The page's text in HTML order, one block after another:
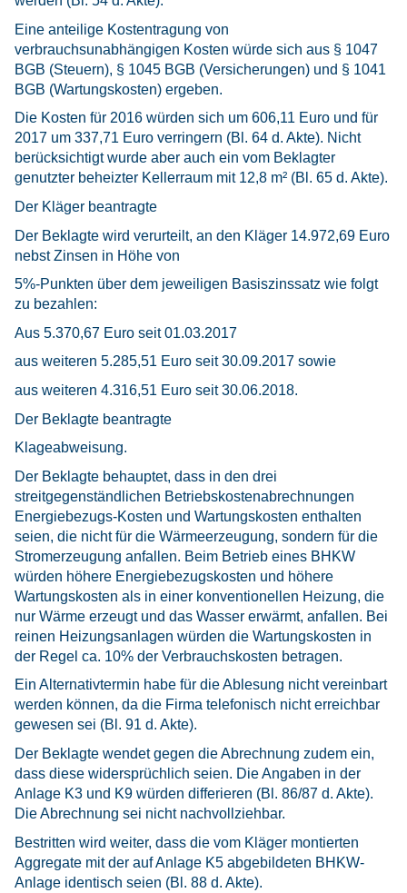
Eine anteilige Kostentragung von
verbrauchsunabhängigen Kosten würde sich aus § 1047
BGB (Steuern), § 1045 BGB (Versicherungen) und § 1041
BGB (Wartungskosten) ergeben.
Die Kosten für 2016 würden sich um 606,11 Euro und für
2017 um 337,71 Euro verringern (Bl. 64 d. Akte). Nicht
berücksichtigt wurde aber auch ein vom Beklagter
genutzter beheizter Kellerraum mit 12,8 m² (Bl. 65 d. Akte).
Der Kläger beantragte
Der Beklagte wird verurteilt, an den Kläger 14.972,69 Euro
nebst Zinsen in Höhe von
5%-Punkten über dem jeweiligen Basiszinssatz wie folgt
zu bezahlen:
Aus 5.370,67 Euro seit 01.03.2017
aus weiteren 5.285,51 Euro seit 30.09.2017 sowie
aus weiteren 4.316,51 Euro seit 30.06.2018.
Der Beklagte beantragte
Klageabweisung.
Der Beklagte behauptet, dass in den drei
streitgegenständlichen Betriebskostenabrechnungen
Energiebezugs-Kosten und Wartungskosten enthalten
seien, die nicht für die Wärmeerzeugung, sondern für die
Stromerzeugung anfallen. Beim Betrieb eines BHKW
würden höhere Energiebezugskosten und höhere
Wartungskosten als in einer konventionellen Heizung, die
nur Wärme erzeugt und das Wasser erwärmt, anfallen. Bei
reinen Heizungsanlagen würden die Wartungskosten in
der Regel ca. 10% der Verbrauchskosten betragen.
Ein Alternativtermin habe für die Ablesung nicht vereinbart
werden können, da die Firma telefonisch nicht erreichbar
gewesen sei (Bl. 91 d. Akte).
Der Beklagte wendet gegen die Abrechnung zudem ein,
dass diese widersprüchlich seien. Die Angaben in der
Anlage K3 und K9 würden differieren (Bl. 86/87 d. Akte).
Die Abrechnung sei nicht nachvollziehbar.
Bestritten wird weiter, dass die vom Kläger montierten
Aggregate mit der auf Anlage K5 abgebildeten BHKW-
Anlage identisch seien (Bl. 88 d. Akte).